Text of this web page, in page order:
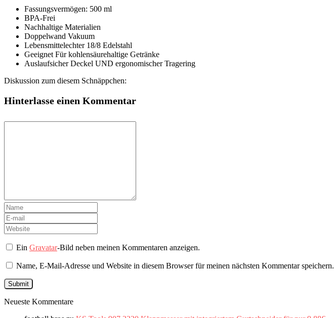
Fassungsvermögen: 500 ml
BPA-Frei
Nachhaltige Materialien
Doppelwand Vakuum
Lebensmittelechter 18/8 Edelstahl
Geeignet Für kohlensäurehaltige Getränke
Auslaufsicher Deckel UND ergonomischer Tragering
Diskussion zum diesem Schnäppchen:
Hinterlasse einen Kommentar
EinGravatar-Bild neben meinen Kommentaren anzeigen.
Name, E-Mail-Adresse und Website in diesem Browser für meinen nächsten Kommentar speichern.
Neueste Kommentare